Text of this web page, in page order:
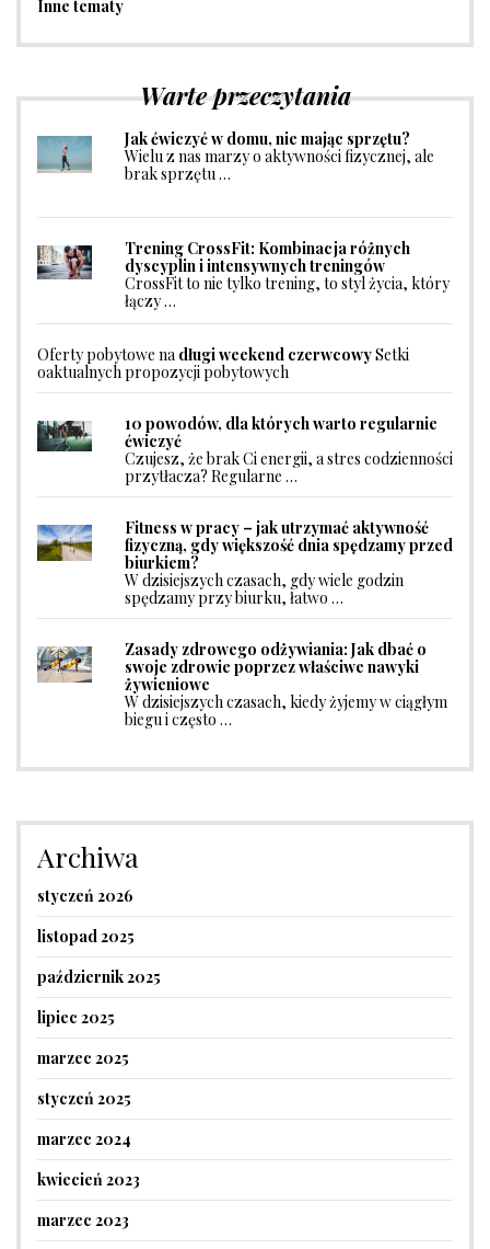
Inne tematy
Warte przeczytania
Jak ćwiczyć w domu, nie mając sprzętu?
Wielu z nas marzy o aktywności fizycznej, ale
brak sprzętu …
Trening CrossFit: Kombinacja różnych
dyscyplin i intensywnych treningów
CrossFit to nie tylko trening, to styl życia, który
łączy …
Oferty pobytowe na długi weekend czerwcowySetki
oaktualnych propozycji pobytowych
10 powodów, dla których warto regularnie
ćwiczyć
Czujesz, że brak Ci energii, a stres codzienności
przytłacza? Regularne …
Fitness w pracy – jak utrzymać aktywność
fizyczną, gdy większość dnia spędzamy przed
biurkiem?
W dzisiejszych czasach, gdy wiele godzin
spędzamy przy biurku, łatwo …
Zasady zdrowego odżywiania: Jak dbać o
swoje zdrowie poprzez właściwe nawyki
żywieniowe
W dzisiejszych czasach, kiedy żyjemy w ciągłym
biegu i często …
Archiwa
styczeń 2026
listopad 2025
październik 2025
lipiec 2025
marzec 2025
styczeń 2025
marzec 2024
kwiecień 2023
marzec 2023